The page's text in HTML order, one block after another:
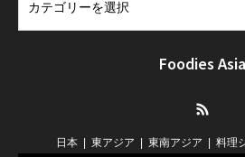
Foodies Asia
日本 東アジア 東南アジア 料理